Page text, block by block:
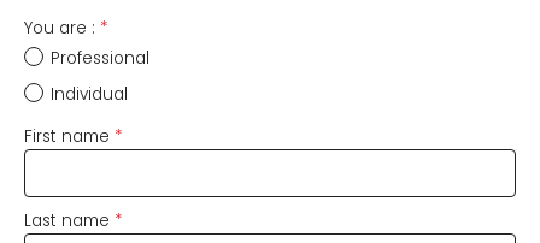
CONTACT US
You are : *
Professional
Individual
First name *
Last name *